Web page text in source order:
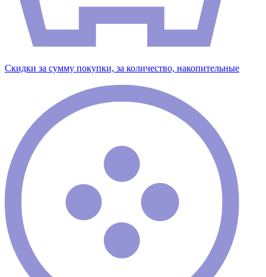
Скидки за сумму покупки, за количество, накопительные